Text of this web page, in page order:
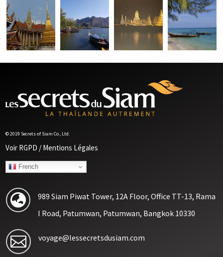
© 2019 Secrets of Siam Co., Ltd.
Voir RGPD / Mentions Légales
French

989 Siam Piwat Tower, 12A Floor, Office TT-13, Rama
I Road, Patumwan, Patumwan, Bangkok 10330
 voyage@lessecretsdusiam.com